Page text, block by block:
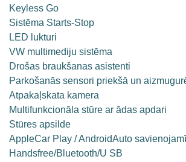
Keyless Go
Sistēma Starts-Stop
LED lukturi
VW multimediju sistēma
Drošas braukšanas asistenti
Parkošanās sensori priekšā un
Atpakaļskata kamera
Multifunkcionāla stūre ar ādas apdari
Stūres apsilde
AppleCar Play / AndroidAuto
Handsfree/Bluetooth/U SB